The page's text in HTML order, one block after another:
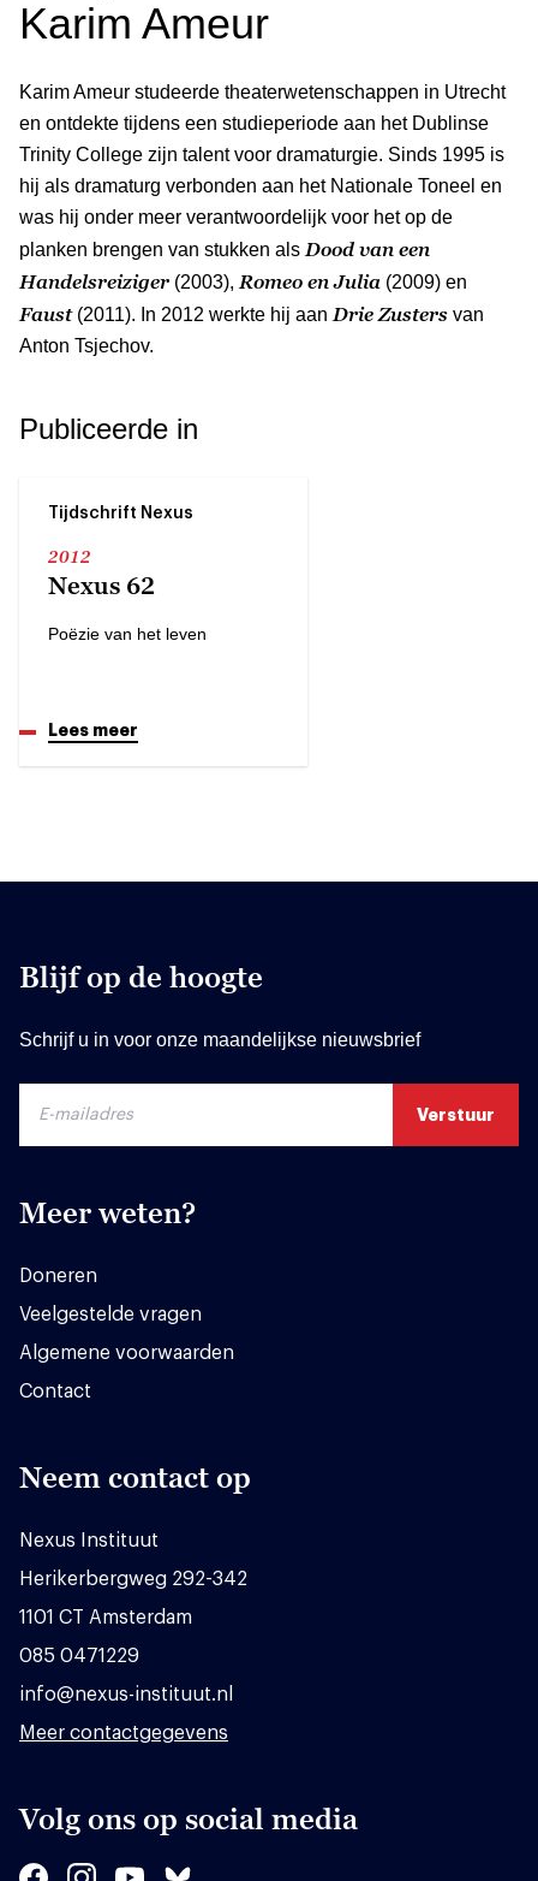
Karim Ameur
Karim Ameur studeerde theaterwetenschappen in Utrecht
en ontdekte tijdens een studieperiode aan het Dublinse
Trinity College zijn talent voor dramaturgie. Sinds 1995 is
hij als dramaturg verbonden aan het Nationale Toneel en
was hij onder meer verantwoordelijk voor het op de
planken brengen van stukken als Dood van een
Handelsreiziger (2003), Romeo en Julia (2009) en
Faust(2011). In 2012 werkte hij aan Drie Zusters van
Anton Tsjechov.
Publiceerde in
Tijdschrift Nexus
2012
Nexus 62
Poëzie van het leven
Lees meer
Blijf op de hoogte
Schrijf u in voor onze maandelijkse nieuwsbrief
Meer weten?
Doneren
Veelgestelde vragen
Algemene voorwaarden
Contact
Neem contact op
Nexus Instituut
Herikerbergweg 292-342
1101 CT Amsterdam
085 0471229
info@nexus-instituut.nl
Meer contactgegevens
Volg ons op social media